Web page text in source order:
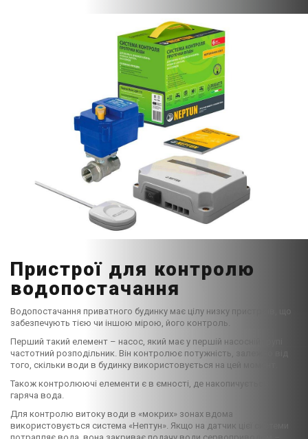
Пристрої для контролю
водопостачання
Водопостачання приватного будинку має цілу низку пристроїв, що
забезпечують тією чи іншою мірою, його контроль.
Перший такий елемент – насос, який має у першій насосній групі
частотний розподільник. Він контролює потужність, залежно від
того, скільки води в будинку використовується на цей момент.
Також контролюючі елементи є в ємності, де накопичується
гаряча вода.
Для контролю витоку води в «мокрих» зонах вдома
використовується система «Нептун». Якщо на датчик цієї системи